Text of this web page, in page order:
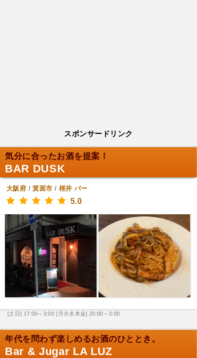
スポンサードリンク
気分に合ったお酒を提案！
BAR DUSK
大阪府 /箕面市 / 桜井 バー
5.0
[土日] 17:00～3:00 [月火水木金] 20:00～3:00
年代を問わず楽しめるお酒のひととき。
Bar & Jugar LA LUZ